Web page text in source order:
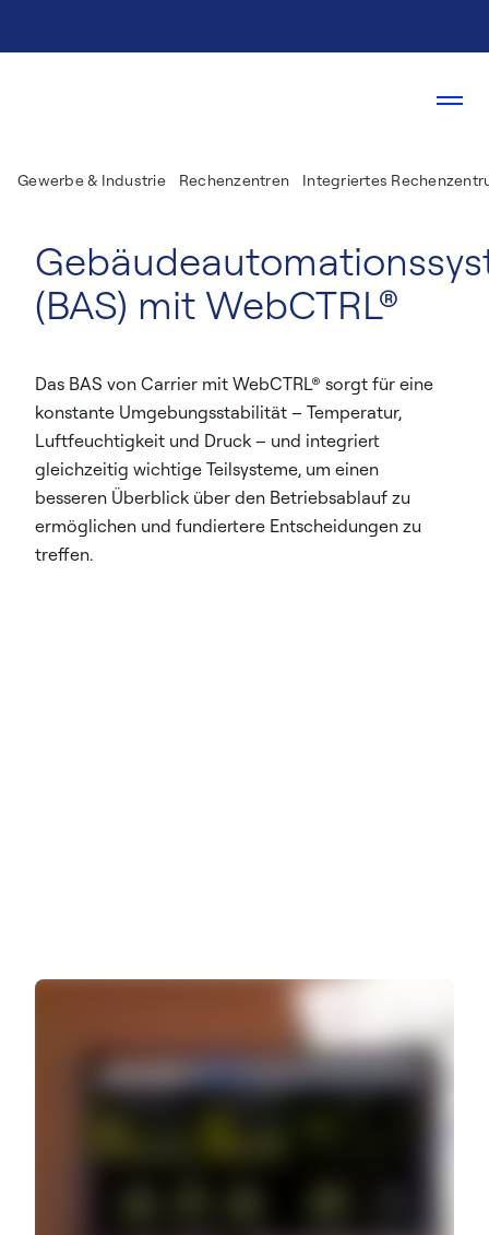
Gewerbe & Industrie Rechenzentren Integriertes
(BAS) mit WebCTRL®
Das BAS von Carrier mit WebCTRL® sorgt für eine
konstante Umgebungsstabilität – Temperatur,
Luftfeuchtigkeit und Druck – und integriert
gleichzeitig wichtige Teilsysteme, um einen
besseren Überblick über den Betriebsablauf zu
ermöglichen und fundiertere Entscheidungen zu
treffen.